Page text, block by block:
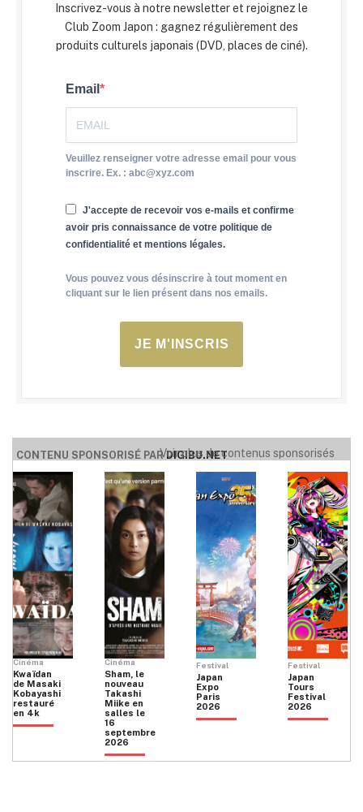
Inscrivez-vous à notre newsletter et rejoignez le
Club Zoom Japon : gagnez régulièrement des
produits culturels japonais (DVD, places de ciné).
Email
Veuillez renseigner votre adresse email pour vous
inscrire. Ex. : abc@xyz.com
J'accepte de recevoir vos e-mails et confirme
avoir pris connaissance de votre politique de
confidentialité et mentions légales.
Vous pouvez vous désinscrire à tout moment en
cliquant sur le lien présent dans nos emails.
JE M'INSCRIS
CONTENU SPONSORISÉ PARDIGIBU.NET
Voir plus de contenus sponsorisés
Cinéma
Kwaïdan
de Masaki
Kobayashi
restauré
en 4k
Cinéma
Sham, le
nouveau
Takashi
Miike en
salles le
16
septembre
2026
Festival
Japan
Expo
Paris
2026
Festival
Japan
Tours
Festival
2026